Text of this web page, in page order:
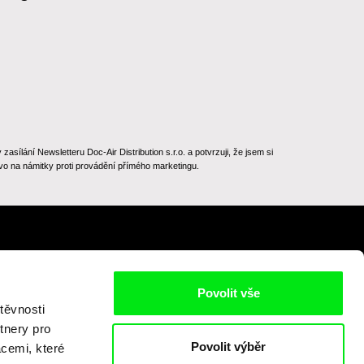
pro
které
Povolit vše
Povolit výběr
Newsletteru Doc-Air Distribution s.r.o. a potvrzuji, že jsem si
na námitky proti provádění přímého marketingu.
Na začátek stránky